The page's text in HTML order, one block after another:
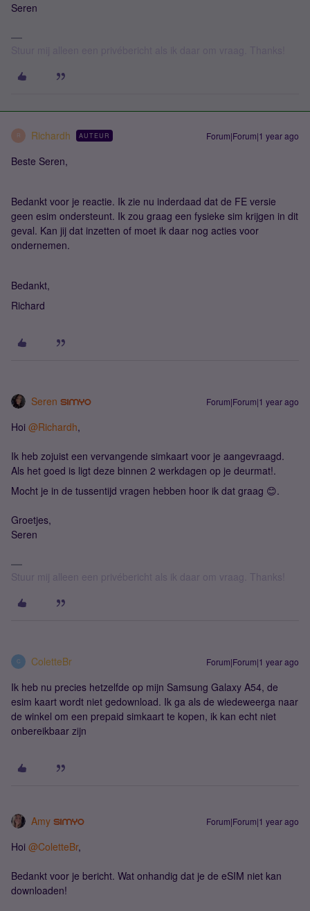
Seren
R Richardh AUTEUR Forum|Forum|1 year ago
Beste Seren,
Bedankt voor je reactie. Ik zie nu inderdaad dat de FE versie
geen esim ondersteunt. Ik zou graag een fysieke sim krijgen in dit
geval. Kan jij dat inzetten of moet ik daar nog acties voor
ondernemen.
Bedankt,
Richard
Seren Forum|Forum|1 year ago
Hoi @Richardh,
Ik heb zojuist een vervangende simkaart voor je aangevraagd.
Als het goed is ligt deze binnen 2 werkdagen op je deurmat!.
Mocht je in de tussentijd vragen hebben hoor ik dat graag 😊.
Groetjes,
Seren
Stuur mij alleen een privébericht als ik daar om vraag. Thanks!
C ColetteBr Forum|Forum|1 year ago
Ik heb nu precies hetzelfde op mijn Samsung Galaxy A54, de
esim kaart wordt niet gedownload. Ik ga als de wiedeweerga naar
de winkel om een prepaid simkaart te kopen, ik kan echt niet
onbereikbaar zijn
Amy Forum|Forum|1 year ago
Hoi @ColetteBr,
Bedankt voor je bericht. Wat onhandig dat je de eSIM niet kan
downloaden!